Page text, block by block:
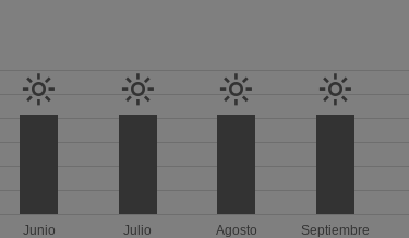
Junio Julio Agosto Septiembre